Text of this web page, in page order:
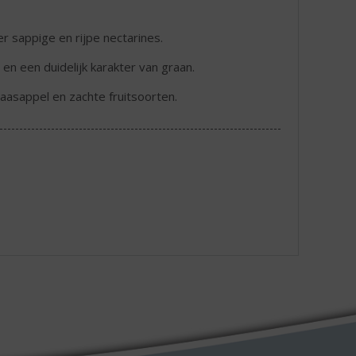
sappige en rijpe nectarines.
een duidelijk karakter van graan.
en zachte fruitsoorten.